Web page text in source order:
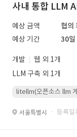
사내 통합 LLM
예상 금액
협의
예상 기간
30일
개발
웹 외 1개
LLM 구축 외 1개
litellm(오픈소스 llm
서울특별시 · 등록일